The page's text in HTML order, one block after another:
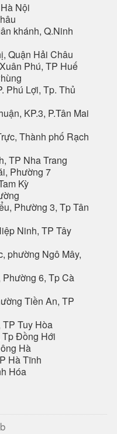
Nội
khánh, Q.Ninh
Quận Hải Châu
Phú, TP Huế
Phú Lợi, Tp. Thủ
KP.3, P.Tân Mai
Thành phố Rạch
TP Nha Trang
Phường 7
Kỳ
Phường 3, Tp Tân
Ninh, TP Tây
phường Ngô Mây,
6, Tp Cà
Tiền An, TP
Tuy Hòa
Đồng Hới
Hà
Hà Tĩnh
Hóa